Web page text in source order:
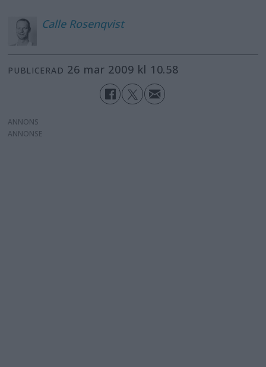
Calle Rosenqvist
PUBLICERAD 26 mar 2009 kl 10.58
ANNONS